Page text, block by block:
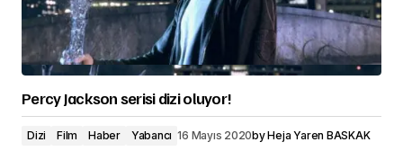
Percy Jackson serisi dizi oluyor!
Dizi Film Haber Yabancı 16 Mayıs 2020byHeja Yaren BASKAK